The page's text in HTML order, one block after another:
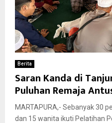
Berita
Saran Kanda di
Puluhan Remaja
MARTAPURA,- Sebanyak 30
dan 15 wanita ikuti Pelatihan